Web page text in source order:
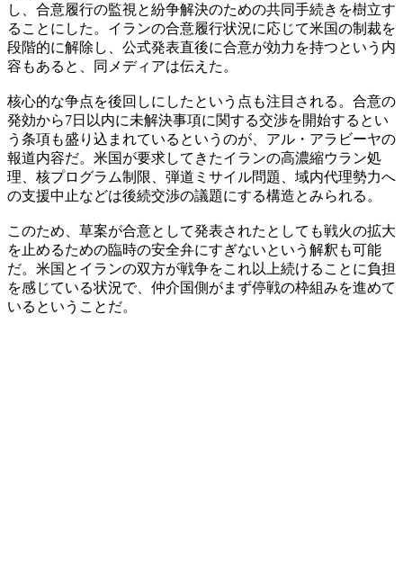
し、合意履行の監視と紛争解決のための共同手続きを樹立す
ることにした。イランの合意履行状況に応じて米国の制裁を
段階的に解除し、公式発表直後に合意が効力を持つという内
容もあると、同メディアは伝えた。
核心的な争点を後回しにしたという点も注目される。合意の
発効から7日以内に未解決事項に関する交渉を開始するとい
う条項も盛り込まれているというのが、アル・アラビーヤの
報道内容だ。米国が要求してきたイランの高濃縮ウラン処
理、核プログラム制限、弾道ミサイル問題、域内代理勢力へ
の支援中止などは後続交渉の議題にする構造とみられる。
このため、草案が合意として発表されたとしても戦火の拡大
を止めるための臨時の安全弁にすぎないという解釈も可能
だ。米国とイランの双方が戦争をこれ以上続けることに負担
を感じている状況で、仲介国側がまず停戦の枠組みを進めて
いるということだ。